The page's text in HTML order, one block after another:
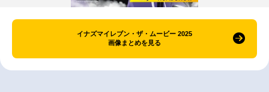
イナズマイレブン・ザ・ムービー 2025
画像まとめを見る